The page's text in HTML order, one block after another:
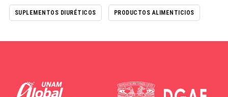
SUPLEMENTOS DIURÉTICOS PRODUCTOS ALIMENTICIOS